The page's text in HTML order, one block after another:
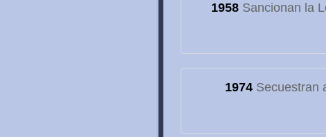
1958Sancionan la
1974Secuestran